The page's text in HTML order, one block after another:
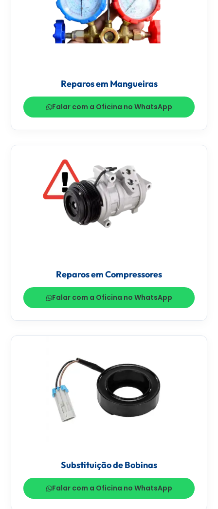
Reparos em Mangueiras
Falar com a Oficina no WhatsApp
Reparos em Compressores
Falar com a Oficina no WhatsApp
Substituição de Bobinas
Falar com a Oficina no WhatsApp